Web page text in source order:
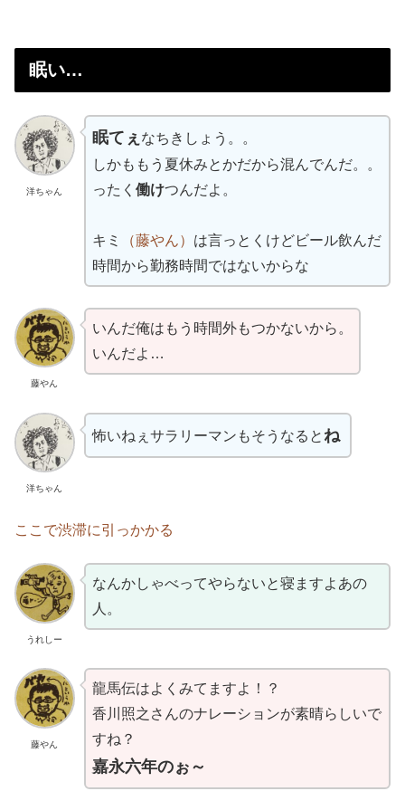
眠い…
洋ちゃん
眠てぇ なちきしょう。。
しかももう夏休みとかだから混んでんだ。。
ったく 働けつんだよ。
キミ （藤やん） は言っとくけどビール飲んだ
時間から勤務時間ではないからな
藤やん
いんだ俺はもう時間外もつかないから。
いんだよ…
洋ちゃん
怖いねぇサラリーマンもそうなると ね
ここで渋滞に引っかかる
うれしー
なんかしゃべってやらないと寝ますよあの
人。
藤やん
龍馬伝はよくみてますよ！？
香川照之さんのナレーションが素晴らしいで
すね？
嘉永六年のぉ～